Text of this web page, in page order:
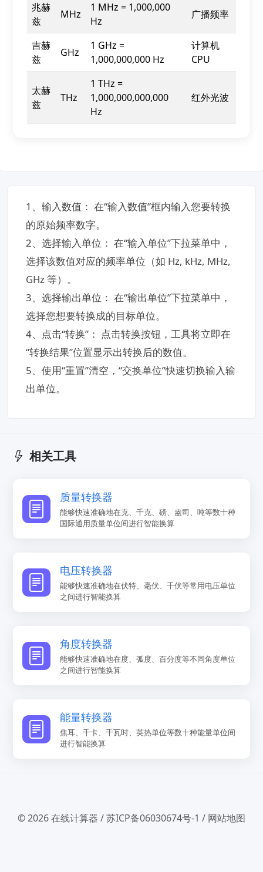
兆赫
兹
MHz
1 MHz = 1,000,000
Hz
广播频率
吉赫
兹
GHz
1 GHz =
1,000,000,000 Hz
计算机
CPU
太赫
兹
THz
1 THz =
1,000,000,000,000
Hz
红外光波
1、输入数值：​​ 在“输入数值”框内输入您要转换
的原始频率数字。
​2、选择输入单位：​​ 在“输入单位”下拉菜单中，
选择该数值对应的频率单位（如 Hz, kHz, MHz,
GHz 等）。
​3、选择输出单位：​​ 在“输出单位”下拉菜单中，
选择您想要转换成的目标单位。
​4、点击“转换”：​​ 点击转换按钮，工具将立即在
“转换结果”位置显示出转换后的数值。
5、使用“重置”清空，“交换单位”快速切换输入输
出单位。
相关工具
质量转换器
能够快速准确地在克、千克、磅、盎司、吨等数十种
国际通用质量单位间进行智能换算
电压转换器
能够快速准确地在伏特、毫伏、千伏等常用电压单位
之间进行智能换算
角度转换器
能够快速准确地在度、弧度、百分度等不同角度单位
之间进行智能换算
能量转换器
焦耳、千卡、千瓦时、英热单位等数十种能量单位间
进行智能换算
© 2026在线计算器 /苏ICP备06030674号-1 / 网站地图